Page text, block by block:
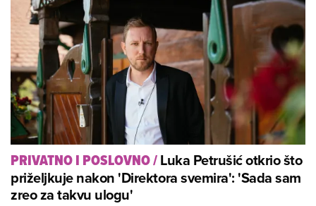
PRIVATNO I POSLOVNO/Luka Petrušić otkrio što
priželjkuje nakon 'Direktora svemira': 'Sada sam
zreo za takvu ulogu'